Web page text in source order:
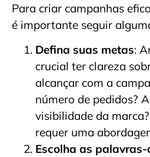
Para criar campanhas
é importante seguir
Defina suas metas:
crucial ter clareza
alcançar com a
número de pedidos?
visibilidade da
requer uma
Escolha as